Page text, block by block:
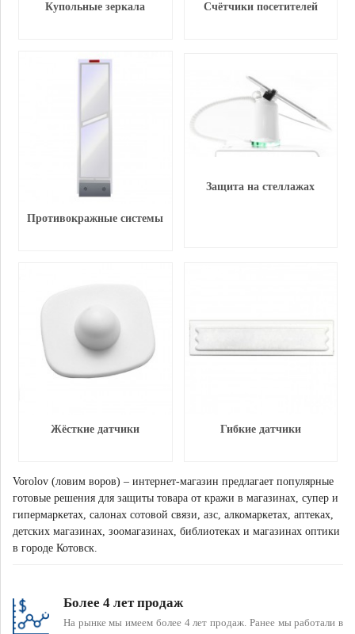
Купольные зеркала Счётчики посетителей
Противокражные системы
Защита на стеллажах
Жёсткие датчики Гибкие датчики
Vorolov (ловим воров) – интернет-магазин предлагает популярные
готовые решения для защиты товара от кражи в магазинах, супер и
гипермаркетах, салонах сотовой связи, азс, алкомаркетах, аптеках,
детских магазинах, зоомагазинах, библиотеках и магазинах оптики
в городе Котовск.
Более 4 лет продаж
На рынке мы имеем более 4 лет продаж. Ранее мы работали в